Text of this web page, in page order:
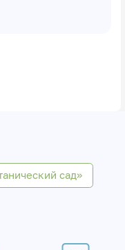
сад»